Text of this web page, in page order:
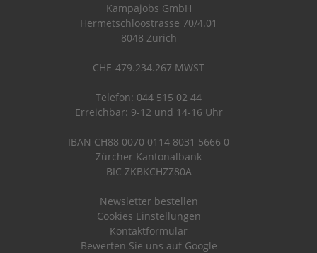
Kampajobs GmbH
Hermetschloostrasse 70/4.01
8048 Zürich
CHE-479.234.267 MWST
Telefon: 044 515 02 44
Erreichbar: 9-12 und 14-16 Uhr
IBAN CH88 0070 0114 8031 5666 0
Zürcher Kantonalbank
BIC ZKBKCHZZ80A
Newsletter bestellen
Cookies Einstellungen
Kontaktformular
Bewerten Sie uns auf Google